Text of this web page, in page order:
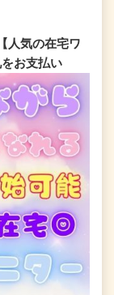
人気の在宅ワ
お支払い